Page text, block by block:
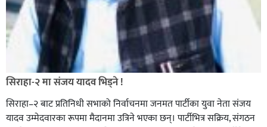
सिराहा-२ मा संजय यादव भिड्ने !
सिराहा–२ बाट प्रतिनिधी सभाको निर्वाचनमा जनमत पार्टीका युवा नेता संजय
यादव उम्मेदवारका रूपमा मैदानमा उत्रिने भएका छन्। पार्टीभित्र सक्रिय, संगठन